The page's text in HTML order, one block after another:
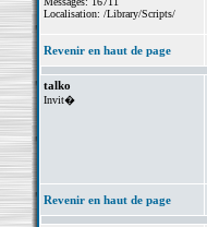
Localisation: /Library/Scripts/
Revenir en haut de page
talko
Invit�
Revenir en haut de page